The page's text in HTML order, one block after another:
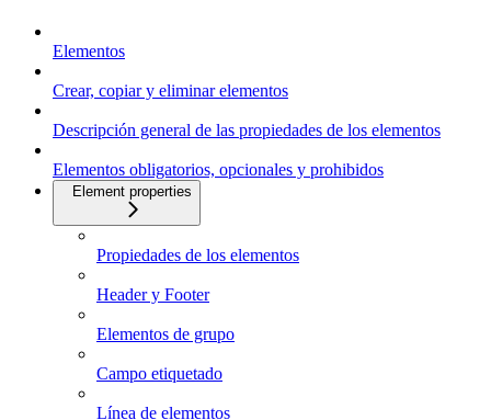
Elementos
Crear, copiar y eliminar elementos
Descripción general de las propiedades de los elementos
Elementos obligatorios, opcionales y prohibidos
Element properties
Propiedades de los elementos
Header y Footer
Elementos de grupo
Campo etiquetado
Línea de elementos